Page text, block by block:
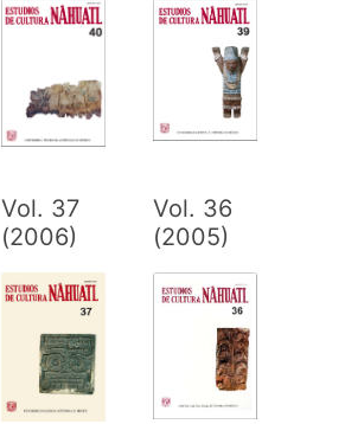
Vol. 37
(2006)
Vol. 36
(2005)